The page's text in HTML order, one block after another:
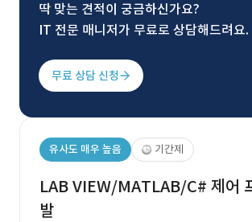
딱 맞는 견적이 궁금하신가요?
IT 전문 매니저가 무료로 상담해드려요.
무료 상담 신청
유사도 매우 높음 기간제
LAB VIEW/MATLAB/C# 제어
발